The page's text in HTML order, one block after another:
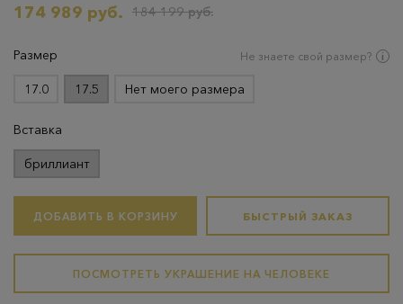
174 989 руб.
184 199 руб.
Размер Не знаете свой размер?
17.0 17.5 Нет моего размера
Вставка
бриллиант
ДОБАВИТЬ В КОРЗИНУ БЫСТРЫЙ ЗАКАЗ
ПОСМОТРЕТЬ УКРАШЕНИЕ НА ЧЕЛОВЕКЕ